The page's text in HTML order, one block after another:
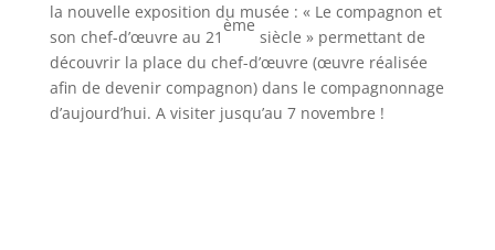
la nouvelle exposition du musée : « Le compagnon et
son chef-d’œuvre au 21
ème
siècle » permettant de
découvrir la place du chef-d’œuvre (œuvre réalisée
afin de devenir compagnon) dans le compagnonnage
d’aujourd’hui. A visiter jusqu’au 7 novembre !